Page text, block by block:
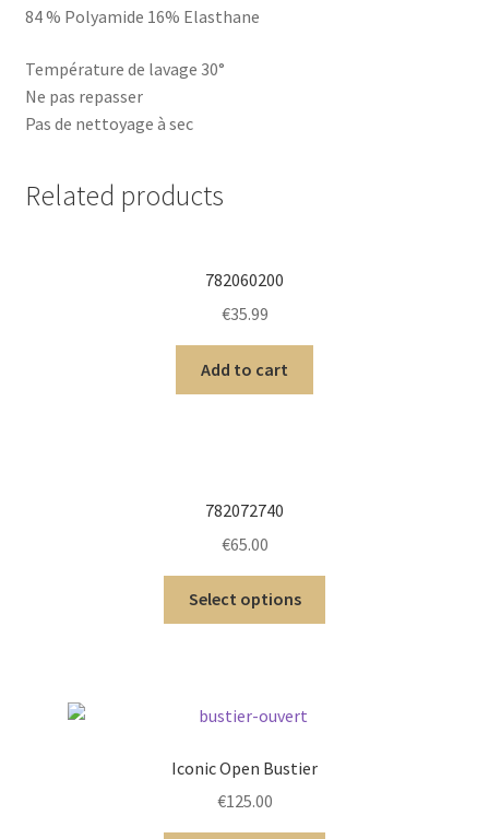
84 % Polyamide 16% Elasthane
Température de lavage 30°
Ne pas repasser
Pas de nettoyage à sec
Related products
782060200
€35.99
Add to cart
782072740
€65.00
Select options
Iconic Open Bustier
€125.00